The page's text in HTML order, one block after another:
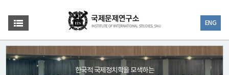
ENG
한국적 국제정치학을 모색하는